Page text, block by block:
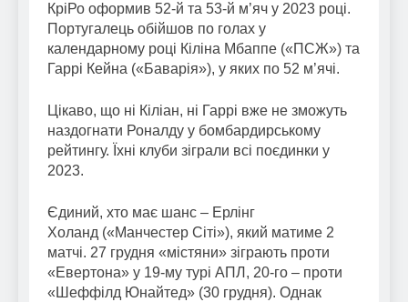
КріРо оформив 52-й та 53-й м’яч у 2023 році.
Португалець обійшов по голах у
календарному році Кіліна Мбаппе («ПСЖ») та
Гаррі Кейна («Баварія»), у яких по 52 м’ячі.
Цікаво, що ні Кіліан, ні Гаррі вже не зможуть
наздогнати Роналду у бомбардирському
рейтингу. Їхні клуби зіграли всі поєдинки у
2023.
Єдиний, хто має шанс – Ерлінг
Холанд («Манчестер Сіті»), який матиме 2
матчі. 27 грудня «містяни» зіграють проти
«Евертона» у 19-му турі АПЛ, 20-го – проти
«Шеффілд Юнайтед» (30 грудня). Однак